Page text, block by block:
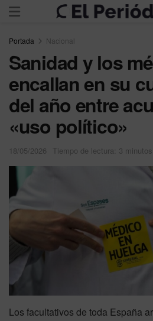
Portada Nacional
Sanidad y los
encallan en su
del año entre
«uso político»
18/05/2026 Tiempo de lectura: 3 minutos
Los facultativos de toda España